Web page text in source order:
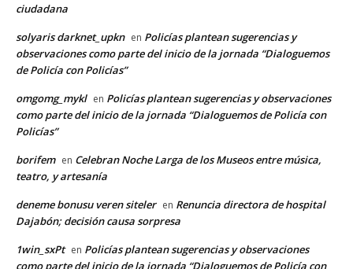
ciudadana
solyaris darknet_upkn en Policías plantean sugerencias y
observaciones como parte del inicio de la jornada “Dialoguemos
de Policía con Policías”
omgomg_mykl en Policías plantean sugerencias y observaciones
como parte del inicio de la jornada “Dialoguemos de Policía con
Policías”
borifem en Celebran Noche Larga de los Museos entre música,
teatro, y artesanía
deneme bonusu veren siteler en Renuncia directora de hospital
Dajabón; decisión causa sorpresa
1win_sxPt en Policías plantean sugerencias y observaciones
como parte del inicio de la jornada “Dialoguemos de Policía con